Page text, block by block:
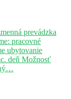
prevádzka
pracovné
ubytovanie
deň Možnosť